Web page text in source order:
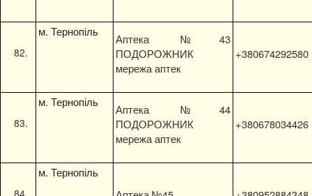
м. Тернопіль
Аптека №43
ПОДОРОЖНИК
мережа аптек
+380674292580
м. Тернопіль
Аптека №44
ПОДОРОЖНИК
мережа аптек
+380678034426
м. Тернопіль